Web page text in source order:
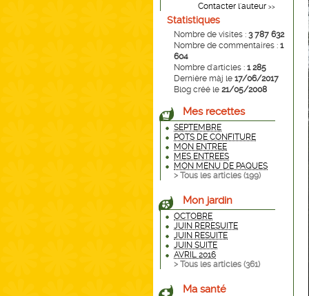
Contacter l'auteur >>
Statistiques
Nombre de visites : 3 787 632
Nombre de commentaires : 1
604
Nombre d'articles : 1 285
Dernière màj le 17/06/2017
Blog créé le 21/05/2008
Mes recettes
SEPTEMBRE
POTS DE CONFITURE
MON ENTREE
MES ENTREES
MON MENU DE PAQUES
> Tous les articles (199)
Mon jardin
OCTOBRE
JUIN RERESUITE
JUIN RESUITE
JUIN SUITE
AVRIL 2016
> Tous les articles (361)
Ma santé